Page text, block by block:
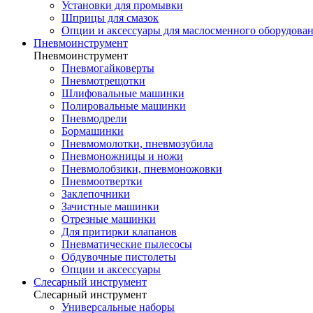
Установки для промывки
Шприцы для смазок
Опции и аксессуары для маслосменного
Пневмоинструмент
Пневмоинструмент
Пневмогайковерты
Пневмотрещотки
Шлифовальные машинки
Полировальные машинки
Пневмодрели
Бормашинки
Пневмомолотки, пневмозубила
Пневмоножницы и ножи
Пневмолобзики, пневмоножовки
Пневмоотвертки
Заклепочники
Зачистные машинки
Отрезные машинки
Для притирки клапанов
Пневматические пылесосы
Обдувочные пистолеты
Опции и аксессуары
Слесарный инструмент
Слесарный инструмент
Универсальные наборы